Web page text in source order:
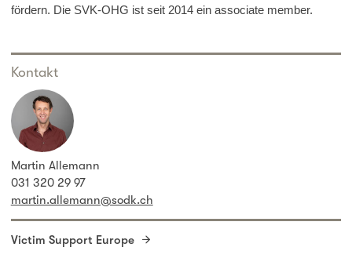
fördern. Die SVK-OHG ist seit 2014 ein associate member.
Kontakt
Martin Allemann
031 320 29 97
martin.allemann@sodk.ch
Victim Support Europe